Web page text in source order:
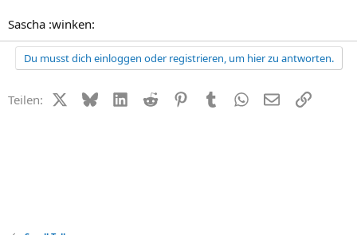
Sascha :winken:
Du musst dich einloggen oder registrieren, um hier zu antworten.
Teilen: X (Twitter)
BlueskyLinkedIn
Reddit PinterestTumblr WhatsApp
E-MailLink